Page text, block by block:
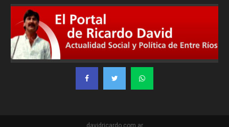
davidricardo.com.ar